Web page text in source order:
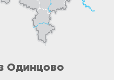
Одинцово